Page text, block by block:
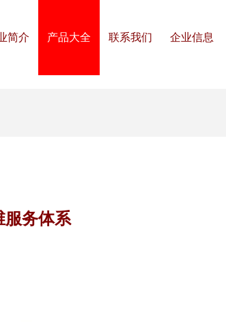
简介 产品大全 联系我们 企业信息
服务体系